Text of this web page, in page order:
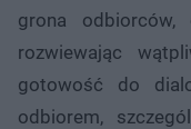
grona
rozwiewając
gotowość do
odbiorem,